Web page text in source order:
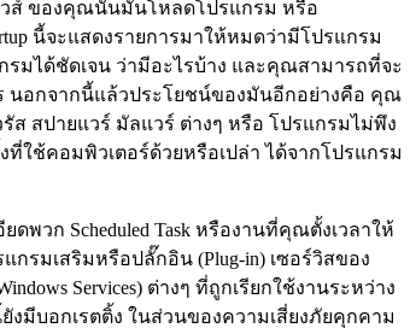
ส์ ของคุณนั้นมันโหลดโปรแกรม หรือ
นี้จะแสดงรายการมาให้หมดว่ามีโปรแกรม
มได้ชัดเจน ว่ามีอะไรบ้าง และคุณสามารถที่จะ
ร นอกจากนี้แล้วประโยชน์ของมันอีกอย่างคือ คุณ
ส สปายแวร์ มัลแวร์ ต่างๆ หรือ โปรแกรมไม่พึง
ช้คอมพิวเตอร์ด้วยหรือเปล่า ได้จากโปรแกรม
พวก Scheduled Task หรืองานที่คุณตั้งเวลาให้
กรมเสริมหรือปลั๊กอิน (Plug-in) เซอร์วิสของ
Services) ต่างๆ ที่ถูกเรียกใช้งานระหว่าง
งมีบอกเรตติ้ง ในส่วนของความเสี่ยงภัยคุกคาม